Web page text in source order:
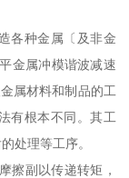
各种金属〔及非金
金属冲模谐波减速
属材料和制品的工
有根本不同。其工
处理等工序。
擦副以传递转矩，